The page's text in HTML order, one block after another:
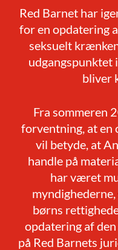
Red Barnet har
for en opdatering
seksuelt
udgangspunktet
bliver
Fra sommeren
forventning, at en
vil betyde, at
handle på
har været
børns
opdatering af
på Red Barnets